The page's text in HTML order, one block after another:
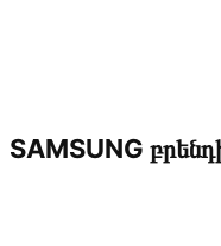
SAMSUNG